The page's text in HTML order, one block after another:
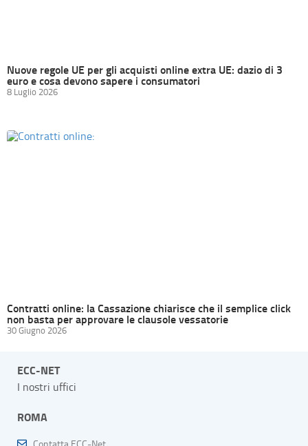
Nuove regole UE per gli acquisti online extra UE: dazio di 3
euro e cosa devono sapere i consumatori
8 Luglio 2026
Contratti online: la Cassazione chiarisce che il semplice click
non basta per approvare le clausole vessatorie
30 Giugno 2026
ECC-NET
I nostri uffici
ROMA